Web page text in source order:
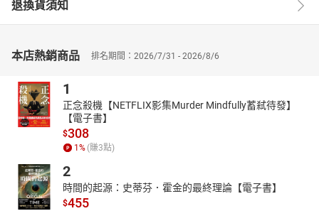
■ 智慧家電延伸學習及應用
退換貨須知
本店熱銷商品 排名期間：2026/7/31 - 2026/8/6
1
正念殺機【NETFLIX影集Murder Mindfully蓄弒待發】
【電子書】
$308
1 % (賺3點)
2
時間的起源：史蒂芬．霍金的最終理論【電子書】
$455